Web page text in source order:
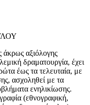
αξιόλογης
δραματουργία, έχει
έως τα τελευταία, με
ασχοληθεί με τα
ενηλικίωσης.
(εθνογραφική,